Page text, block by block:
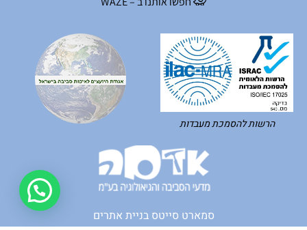
הרשות להסמכת מעבדות
סמארט סייטס בניית אתרים